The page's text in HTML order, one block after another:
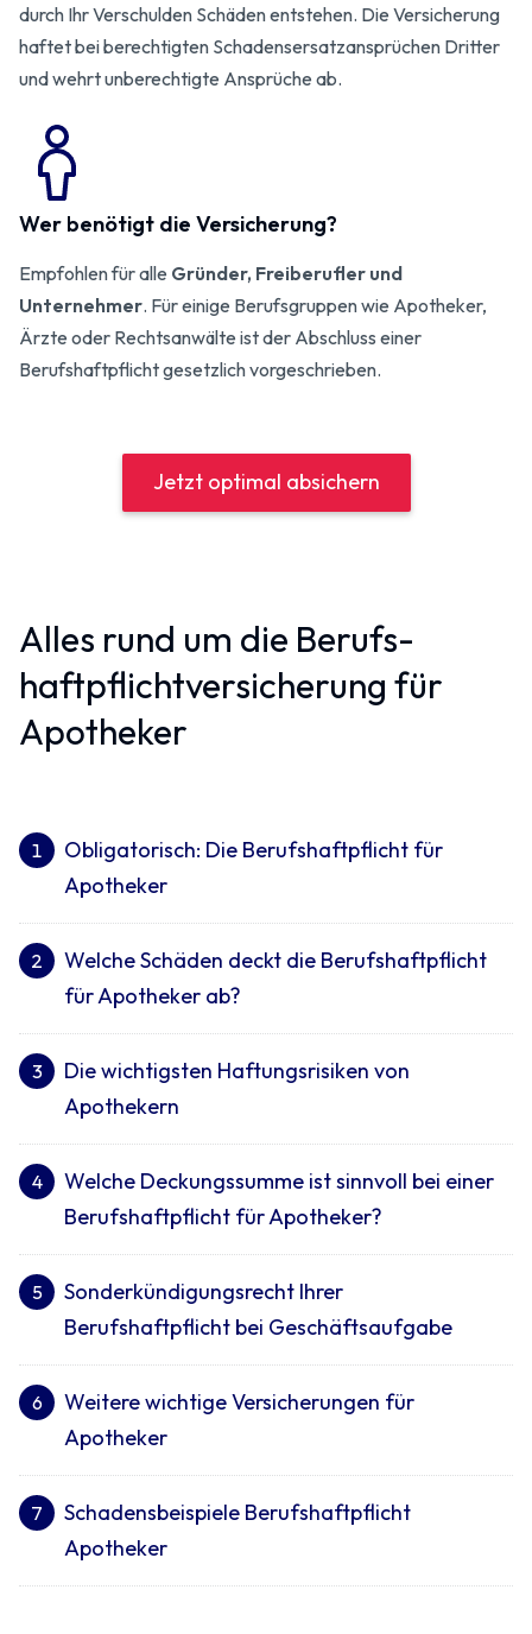
durch Ihr Verschulden Schäden entstehen. Die Versicherung
haftet bei berechtigten Schadensersatzansprüchen Dritter
und wehrt unberechtigte Ansprüche ab.
Wer benötigt die Versicherung?
Empfohlen für alle Gründer, Freiberufler und
Unternehmer. Für einige Berufsgruppen wie Apotheker,
Ärzte oder Rechtsanwälte ist der Abschluss einer
Berufshaftpflicht gesetzlich vorgeschrieben.
Jetzt optimal absichern
Alles rund um die Berufs­
haftpflicht­versicherung für
Apotheker
1
Obligatorisch: Die Berufshaftpflicht für
Apotheker
2
Welche Schäden deckt die Berufshaftpflicht
für Apotheker ab?
3
Die wichtigsten Haftungsrisiken von
Apothekern
4
Welche Deckungssumme ist sinnvoll bei einer
Berufshaftpflicht für Apotheker?
5
Sonderkündigungsrecht Ihrer
Berufshaftpflicht bei Geschäftsaufgabe
6
Weitere wichtige Versicherungen für
Apotheker
7
Schadensbeispiele Berufshaftpflicht
Apotheker